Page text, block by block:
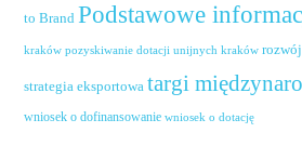
to Brand Podstawowe
kraków pozyskiwanie dotacji unijnych kraków
strategia eksportowa targi
wniosek o dofinansowanie wniosek o dotację